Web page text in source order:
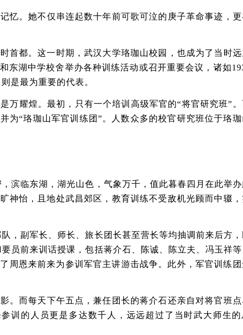
。她不仅串连起数十年前可歌可泣的庚子革命事迹，
都。这一时期，武汉大学珞珈山校园，也成为了当时
东湖中学校舍举办各种训练活动或召开重要会议，诸如
是最为重要的代表。
耀煌。最初，只有一个培训高级军官的“将官研究班”
为“珞珈山军官训练团”。人数众多的校官研究班位于珞
临东湖，湖光山色，气象万千，值此暮春四月在此举
怡，且地处武昌郊区，教育训练不受敌机光顾而中辍
副军长、师长、旅长团长甚至营长等均抽调前来后方
员前来训话授课，包括蒋介石、陈诚、陈立夫、冯玉祥
周恩来前来为参训军官主讲游击战争。此外，军官训练
而每天下午五点，兼任团长的蒋介石还亲自对将官班
训的人员更是多达数千人，远远超过了当时武大师生